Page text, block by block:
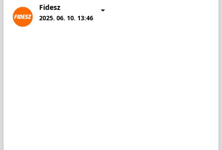
Fidesz
2025. 06. 10. 13:46